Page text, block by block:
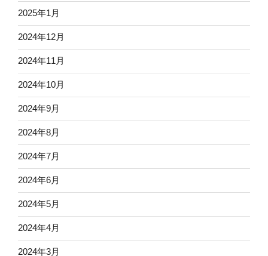
2025年1月
2024年12月
2024年11月
2024年10月
2024年9月
2024年8月
2024年7月
2024年6月
2024年5月
2024年4月
2024年3月